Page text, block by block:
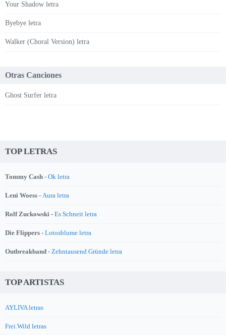
Your Shadow letra
Byebye letra
Walker (Choral Version) letra
Otras Canciones
Ghost Surfer letra
TOP LETRAS
Tommy Cash - Ok letra
Leni Woess - Aura letra
Rolf Zuckowski - Es Schneit letra
Die Flippers - Lotosblume letra
Outbreakband - Zehntausend Gründe letra
TOP ARTISTAS
AYLIVA letras
Frei.Wild letras